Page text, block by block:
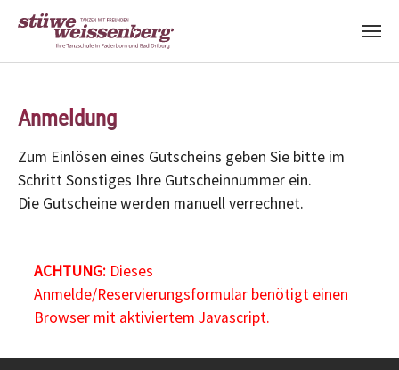
Anmeldung
Zum Einlösen eines Gutscheins geben Sie bitte im
Schritt Sonstiges Ihre Gutscheinnummer ein.
Die Gutscheine werden manuell verrechnet.
ACHTUNG:Dieses
Anmelde/Reservierungsformular benötigt einen
Browser mit aktiviertem Javascript.